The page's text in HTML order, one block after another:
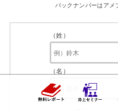
バックナンバーはアメ
（姓）
（名）